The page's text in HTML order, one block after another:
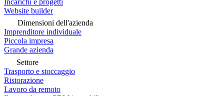
Incarichi e progetti
Website builder
Dimensioni dell'azienda
Imprenditore individuale
Piccola impresa
Grande azienda
Settore
Trasporto e stoccaggio
Ristorazione
Lavoro da remoto